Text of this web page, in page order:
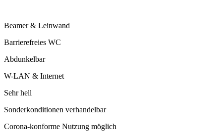
Beamer & Leinwand
Barrierefreies WC
Abdunkelbar
W-LAN & Internet
Sehr hell
Sonderkonditionen verhandelbar
Corona-konforme Nutzung möglich